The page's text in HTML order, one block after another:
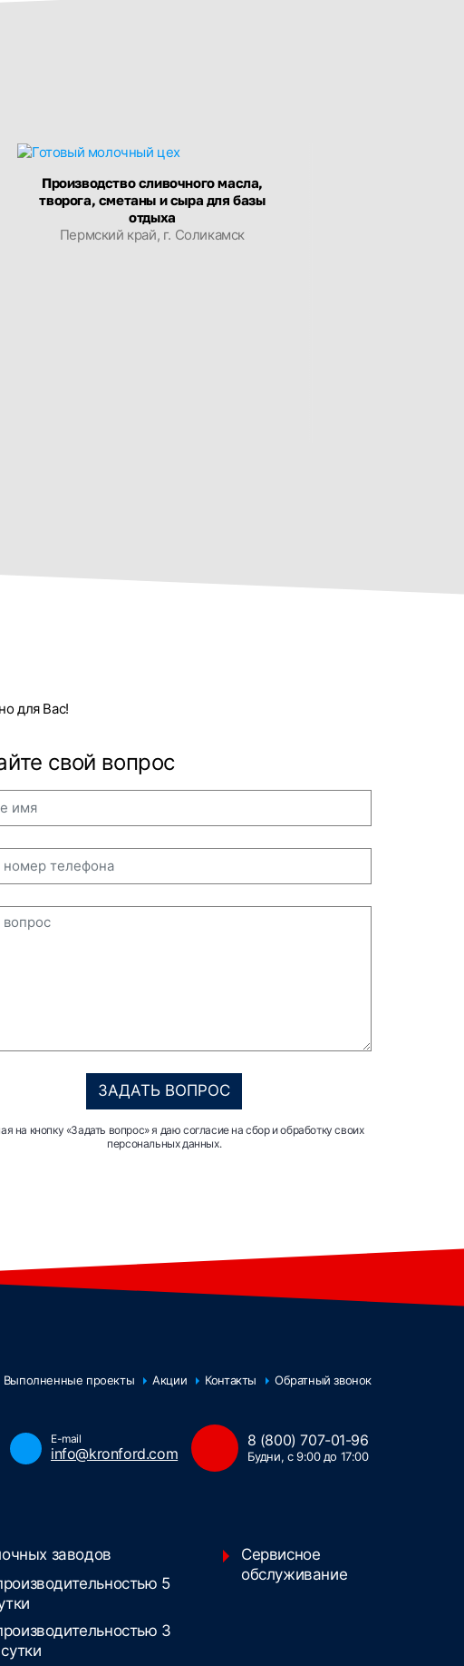
Производство сливочного масла,
творога, сметаны и сыра для базы
отдыха
Пермский край, г. Соликамск
для Вас!
свой вопрос
ЗАДАТЬ ВОПРОС
на кнопку «Задать вопрос» я даю согласие на сбор и обработку своих
персональных данных.
Выполненные проекты Акции Контакты Обратный звонок
E-mail
info@kronford.com
8 (800) 707-01-96
Будни, с 9:00 до 17:00
заводов
5
3
Сервисное
обслуживание